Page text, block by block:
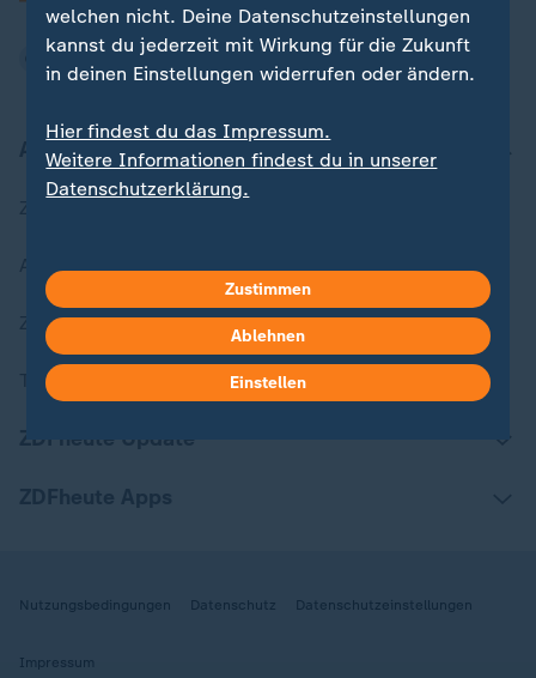
Aktuell bei ZDFheute
Aktuelle Sendungs-Videos
ZDFheute Stories
Themen im Überblick
ZDFheute Update
Nutzungsbedingungen Datenschutz Datenschutzeinstellungen
Impressum
welchen nicht. Deine Datenschutzeinstellungen
kannst du jederzeit mit Wirkung für die Zukunft
in deinen Einstellungen widerrufen oder ändern.
Hier findest du das Impressum.
Weitere Informationen findest du in unserer
Datenschutzerklärung.
Zustimmen
Ablehnen
Einstellen